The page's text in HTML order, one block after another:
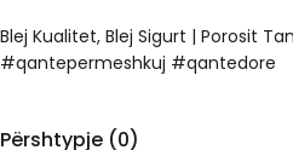
Blej Kualitet, Blej Sigurt | Porosit
#qantepermeshkuj #qantedore
Përshtypje (0)